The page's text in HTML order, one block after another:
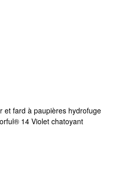
et fard à paupières hydrofuge
14 Violet chatoyant